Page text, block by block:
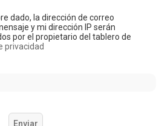
dado, la dirección de correo
y mi dirección IP serán
por el propietario del tablero de
privacidad